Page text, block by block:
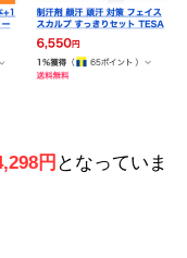
円 となっていま